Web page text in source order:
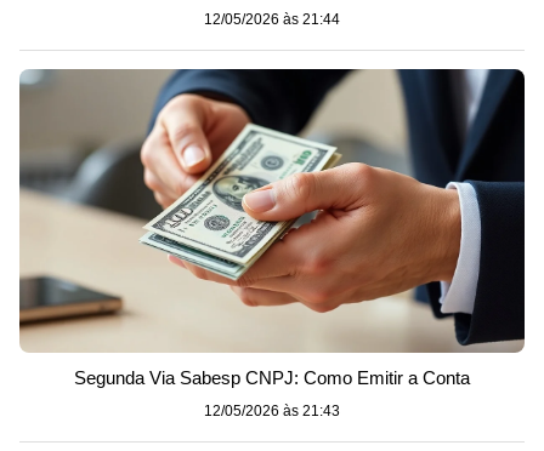
12/05/2026 às 21:44
Segunda Via Sabesp CNPJ: Como Emitir a Conta
12/05/2026 às 21:43